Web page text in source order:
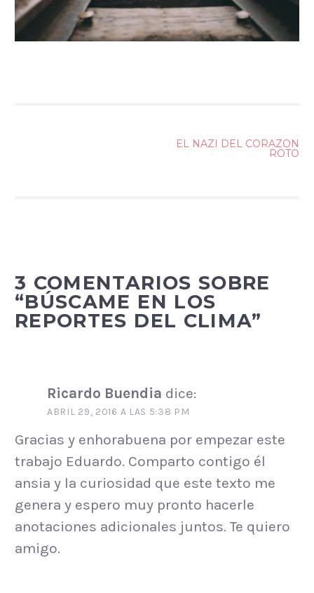
EL NAZI DEL CORAZÓN
ROTO
3 COMENTARIOS SOBRE
“BÚSCAME EN LOS
REPORTES DEL CLIMA”
Ricardo Buendia dice:
ABRIL 29, 2016 A LAS 5:38 PM
Gracias y enhorabuena por empezar este
trabajo Eduardo. Comparto contigo él
ansia y la curiosidad que este texto me
genera y espero muy pronto hacerle
anotaciones adicionales juntos. Te quiero
amigo.